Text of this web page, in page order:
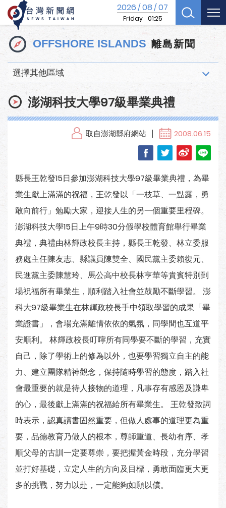
2026/08/07
Friday 01:25
OFFSHORE ISLANDS 離島新聞
選擇其他區域
澎湖科技大學97級畢業典禮
取自澎湖縣府網站 2008.06.15
縣長王乾發15日參加澎湖科技大學97級畢業典禮，為畢
業生獻上滿滿的祝福，王乾發以「一枝草、一點露，勇
敢向前行」勉勵大家，迎接人生的另一個重要里程碑。
澎湖科技大學15日上午9時30分假學校體育館舉行畢業
典禮，典禮由林輝政校長主持，縣長王乾發、林立委服
務處主任陳友志、縣議員陳雙全、國民黨主委賴復元、
民進黨主委陳慧玲、馬公高中校長林亨華等貴賓特別到
場祝福所有畢業生，順利踏入社會並鼓勵不斷學習。 澎
科大97級畢業生在林輝政校長手中領取學習的成果「畢
業證書」，會場充滿離情依依的氣氛，同學間也互道平
安順利。 林輝政校長叮嚀所有同學要不斷的學習，充實
自己，除了學術上的修為以外，也要學習獨立自主的能
力、建立團隊精神觀念，保持隨時學習的態度，踏入社
會最重要的就是待人接物的道理，凡事存有感恩及謙卑
的心，最後獻上滿滿的祝福給所有畢業生。 王乾發致詞
時表示，認真讀書固然重要，但做人處事的道理更為重
要，品德教育乃做人的根本，尊師重道、長幼有序、孝
順父母的古訓一定要尊崇，要把握黃金時段，充分學習
並打好基礎，立定人生的方向及目標，勇敢面臨更大更
多的挑戰，努力以赴，一定能夠如願以償。